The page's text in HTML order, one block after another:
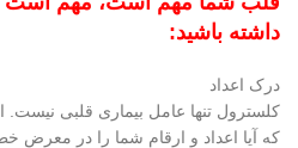
داشته باشید:
درک اعداد
کلسترول تنها عامل بیماری قلبی نیست.
که آیا اعداد و ارقام شما را در معرض